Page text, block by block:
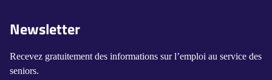
Newsletter
Recevez gratuitement des informations sur l’emploi au service des
seniors.